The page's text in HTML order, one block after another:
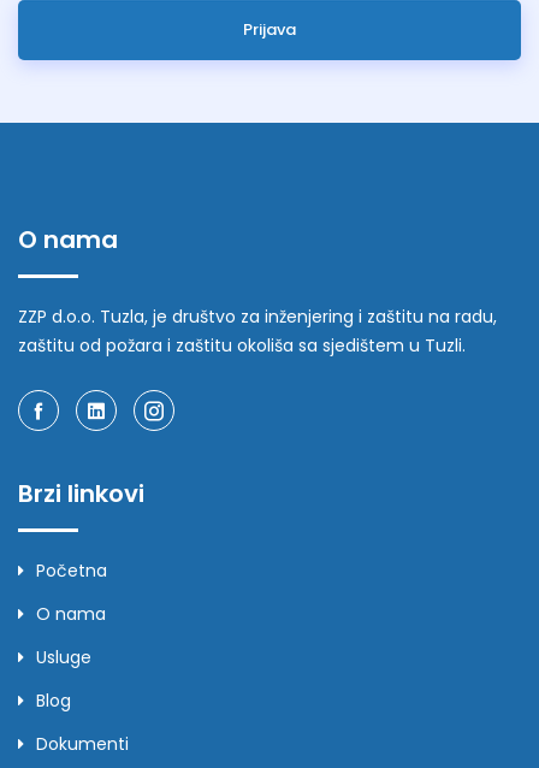
Prijava
O nama
ZZP d.o.o. Tuzla, je društvo za inženjering i zaštitu na radu,
zaštitu od požara i zaštitu okoliša sa sjedištem u Tuzli.
Brzi linkovi
Početna
O nama
Usluge
Blog
Dokumenti